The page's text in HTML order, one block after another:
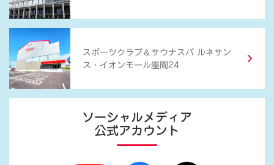
スポーツクラブ ＆ サウナスパ ルネサン
ス・イオンモール座間24
ソーシャルメディア
公式アカウント